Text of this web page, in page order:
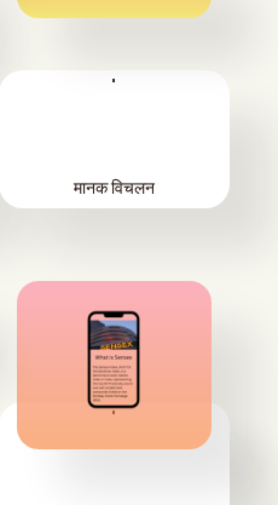
'
मानक विचलन
'